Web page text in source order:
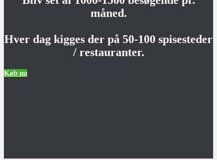
måned.
Hver dag kigges der på 50-100 spisesteder
/ restauranter.
Køb nu